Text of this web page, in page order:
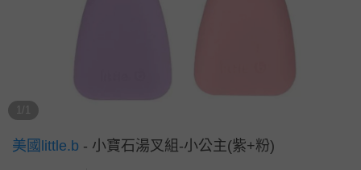
1/1
美國little.b - 小寶石湯叉組-小公主(紫+粉)